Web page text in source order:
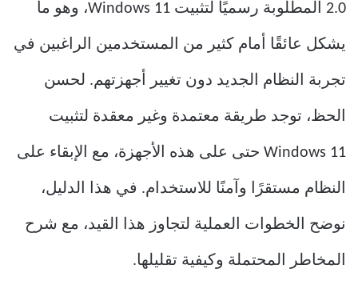
2.0 المطلوبة رسميًا لتثبيت Windows 11، وهو ما
يشكل عائقًا أمام كثير من المستخدمين الراغبين في
تجربة النظام الجديد دون تغيير أجهزتهم. لحسن
الحظ، توجد طريقة معتمدة وغير معقدة لتثبيت
Windows 11 حتى على هذه الأجهزة، مع الإبقاء على
النظام مستقرًا وآمنًا للاستخدام. في هذا الدليل،
نوضح الخطوات العملية لتجاوز هذا القيد، مع شرح
المخاطر المحتملة وكيفية تقليلها.